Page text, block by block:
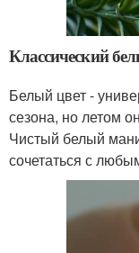
Классический
Белый цвет -
сезона, но летом
Чистый белый
сочетаться с